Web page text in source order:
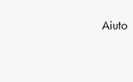
Aiuto